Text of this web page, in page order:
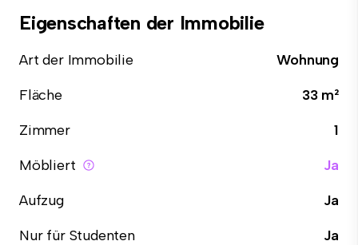
Eigenschaften der Immobilie
Art der Immobilie
Wohnung
Fläche
33 m²
Zimmer
1
Möbliert
Ja
Aufzug
Ja
Nur für Studenten
Ja